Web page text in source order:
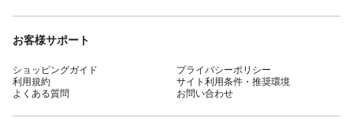
お客様サポート
ショッピングガイド
利用規約
よくある質問
プライバシーポリシー
サイト利用条件・推奨環境
お問い合わせ